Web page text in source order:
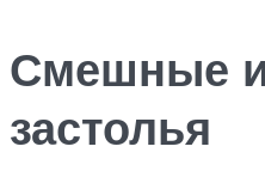
Смешные
застолья